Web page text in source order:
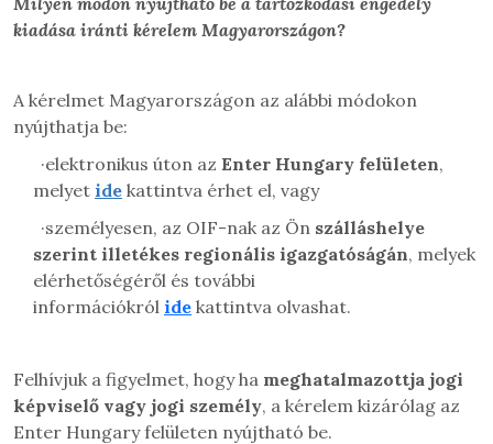
kiadása iránti kérelem Magyarországon?
A kérelmet Magyarországon az alábbi módokon
nyújthatja be:
·elektronikus úton az Enter Hungary felületen,
melyet ide kattintva érhet el, vagy
·személyesen, az OIF-nak az Ön szálláshelye
szerint illetékes regionális igazgatóságán, melyek
elérhetőségéről és további
információkról ide kattintva olvashat.
Felhívjuk a figyelmet, hogy ha meghatalmazottja jogi
képviselő vagy jogi személy, a kérelem kizárólag az
Enter Hungary felületen nyújtható be.